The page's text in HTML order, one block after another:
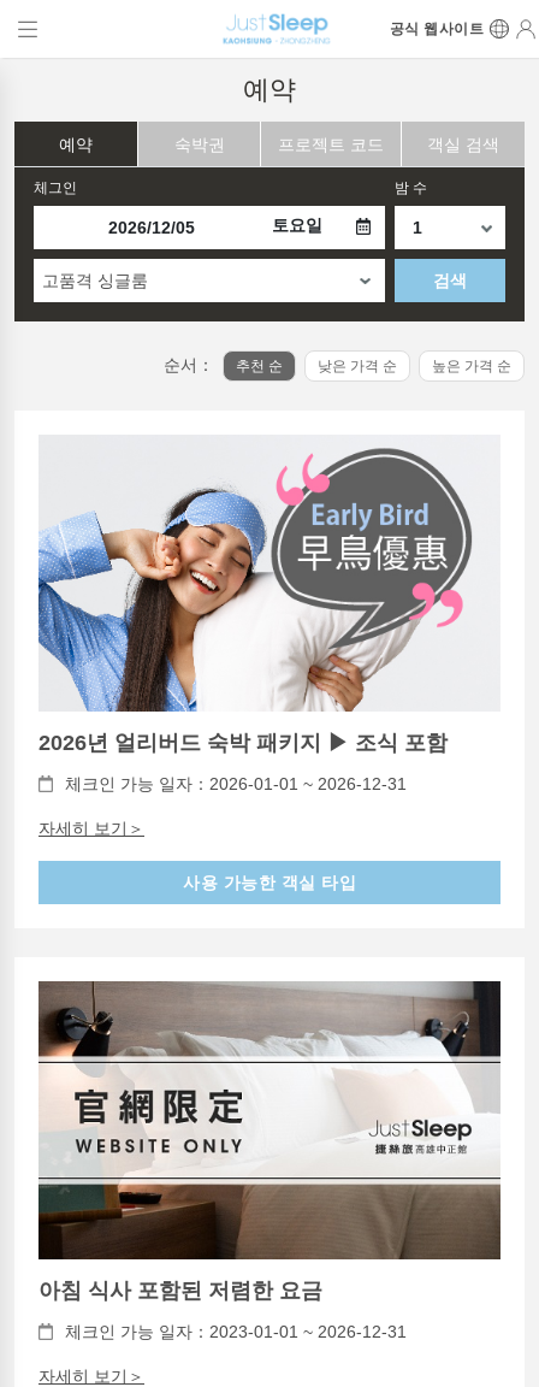
공식 웹사이트
예약
예약 숙박권 프로젝트 코드 객실 검색
체그인
토요일
밤 수
고품격 싱글룸 검색
순서： 추천 순 낮은 가격 순 높은 가격 순
2026년 얼리버드 숙박 패키지 ▶ 조식 포함
체크인 가능 일자：2026-01-01 ~ 2026-12-31
자세히 보기＞
사용 가능한 객실 타입
아침 식사 포함된 저렴한 요금
체크인 가능 일자：2023-01-01 ~ 2026-12-31
자세히 보기＞